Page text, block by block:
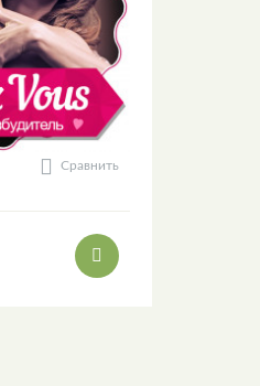
Сравнить